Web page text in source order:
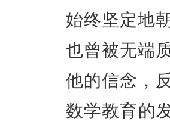
始终坚定地
也曾被无端
他的信念，
数学教育的